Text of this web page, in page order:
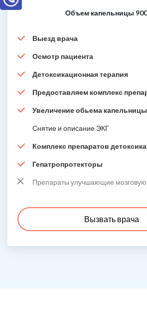
Объем капельницы
Выезд врача
Осмотр пациента
Детоксикационная терапия
Предоставляем комплекс
Увеличение обьема капельницы
Снятие и описание ЭКГ
Комплекс препаратов
Гепатропротекторы
Препараты улучшающие мозговую
Вызвать врача